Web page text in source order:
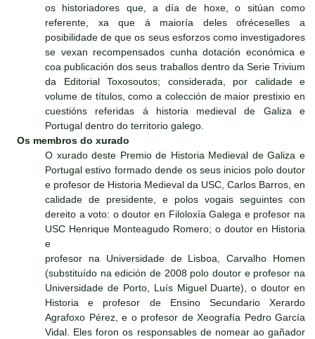
os historiadores que, a día de hoxe, o sitúan como
referente, xa que á maioría deles ofréceselles a
posibilidade de que os seus esforzos como investigadores
se vexan recompensados cunha dotación económica e
coa publicación dos seus traballos dentro da Serie Trivium
da Editorial Toxosoutos; considerada, por calidade e
volume de títulos, como a colección de maior prestixio en
cuestións referidas á historia medieval de Galiza e
Portugal dentro do territorio galego.
Os membros do xurado
O xurado deste Premio de Historia Medieval de Galiza e
Portugal estivo formado dende os seus inicios polo doutor
e profesor de Historia Medieval da USC, Carlos Barros, en
calidade de presidente, e polos vogais seguintes con
dereito a voto: o doutor en Filoloxía Galega e profesor na
USC Henrique Monteagudo Romero; o doutor en Historia
e
profesor na Universidade de Lisboa, Carvalho Homen
(substituído na edición de 2008 polo doutor e profesor na
Universidade de Porto, Luís Miguel Duarte), o doutor en
Historia e profesor de Ensino Secundario Xerardo
Agrafoxo Pérez, e o profesor de Xeografía Pedro García
Vidal. Eles foron os responsables de nomear ao gañador